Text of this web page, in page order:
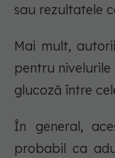
sau rezultatele
Mai mult,
pentru nivelurile
glucoză între
În general,
probabil ca